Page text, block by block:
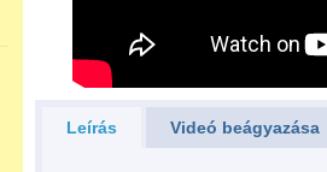
Leírás Videó beágyazása